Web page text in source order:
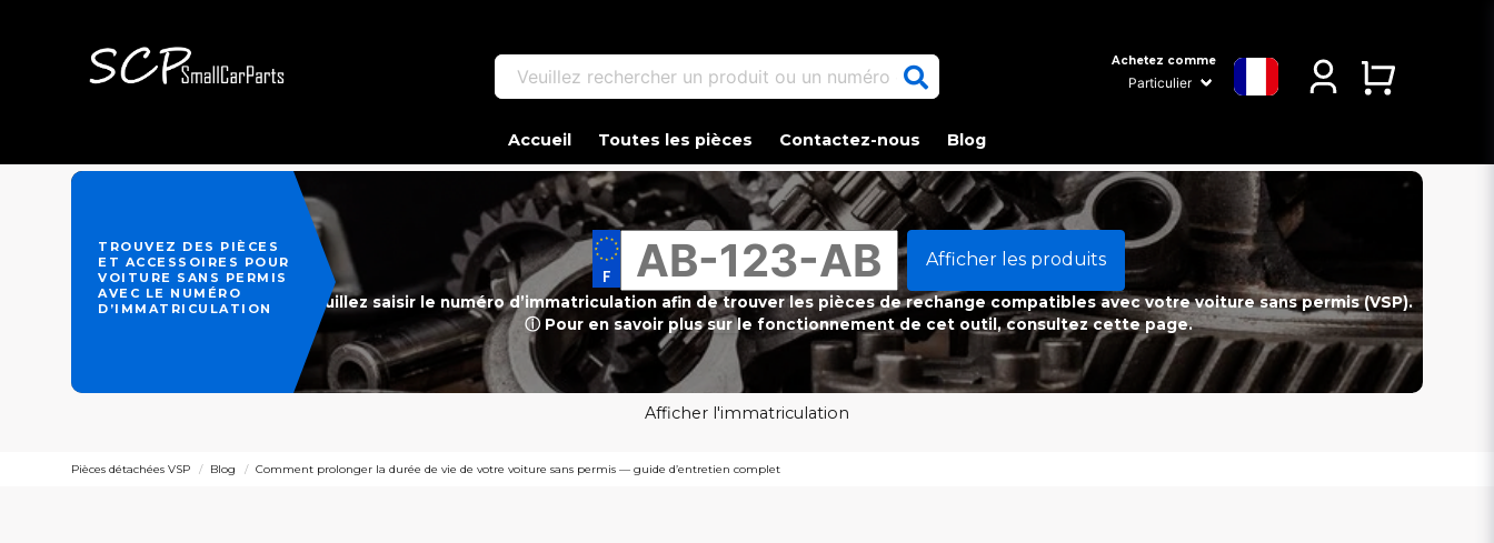
Veuillez rechercher un produit ou un numéro d'article. Achetez comme
Accueil Toutes les pièces Contactez-nous Blog
TROUVEZ DES PIÈCES
ET ACCESSOIRES POUR
VOITURE SANS PERMIS
AVEC LE NUMÉRO
D’IMMATRICULATION
Afficher les produits
Veuillez saisir le numéro d’immatriculation afin de trouver les pièces de rechange compatibles avec votre voiture sans permis (VSP).
ⓘ Pour en savoir plus sur le fonctionnement de cet outil, consultez cette page.
Afficher l'immatriculation
Pièces détachées VSP Blog Comment prolonger la durée de vie de votre voiture sans permis — guide d’entretien complet